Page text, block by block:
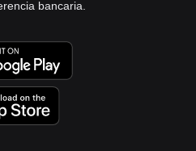
bancaria.